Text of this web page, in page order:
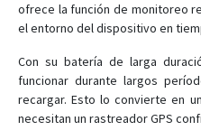
TK910
TK920
TK970
TK980
ofrece la función de monitoreo
el entorno del dispositivo en
Con su batería de larga
funcionar durante largos
recargar. Esto lo convierte en
necesitan un rastreador GPS